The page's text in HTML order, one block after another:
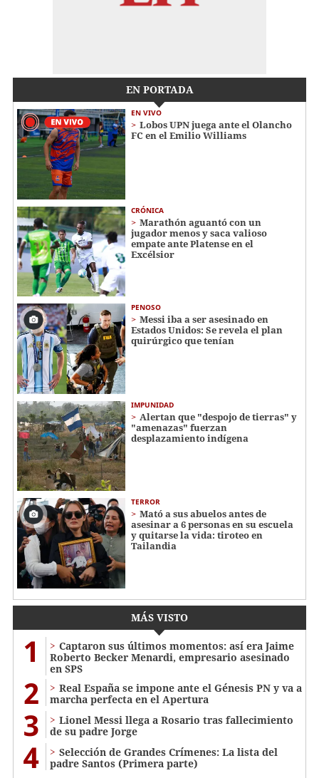
EN PORTADA
EN VIVO
Lobos UPN juega ante el Olancho
FC en el Emilio Williams
CRÓNICA
Marathón aguantó con un
jugador menos y saca valioso
empate ante Platense en el
Excélsior
PENOSO
Messi iba a ser asesinado en
Estados Unidos: Se revela el plan
quirúrgico que tenían
IMPUNIDAD
Alertan que "despojo de tierras" y
"amenazas" fuerzan
desplazamiento indígena
TERROR
Mató a sus abuelos antes de
asesinar a 6 personas en su escuela
y quitarse la vida: tiroteo en
Tailandia
MÁS VISTO
1
Captaron sus últimos momentos: así era Jaime
Roberto Becker Menardi​​​, empresario asesinado
en SPS
2
Real España se impone ante el Génesis PN y va a
marcha perfecta en el Apertura
3
Lionel Messi llega a Rosario tras fallecimiento
de su padre Jorge
4
Selección de Grandes Crímenes: La lista del
padre Santos (Primera parte)